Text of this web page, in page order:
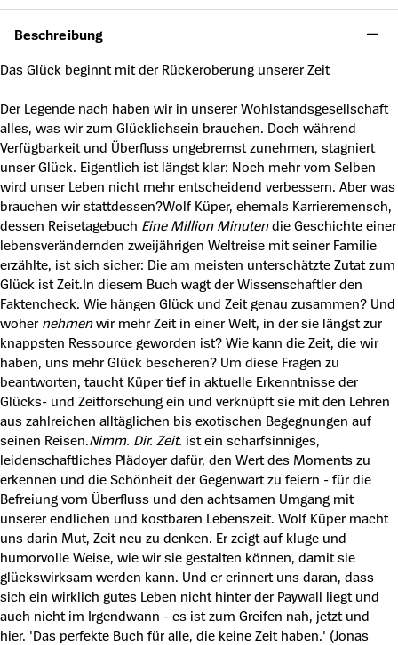
Beschreibung
Das Glück beginnt mit der Rückeroberung unserer Zeit
Der Legende nach haben wir in unserer Wohlstandsgesellschaft
alles, was wir zum Glücklichsein brauchen. Doch während
Verfügbarkeit und Überfluss ungebremst zunehmen, stagniert
unser Glück. Eigentlich ist längst klar: Noch mehr vom Selben
wird unser Leben nicht mehr entscheidend verbessern. Aber was
brauchen wir stattdessen?Wolf Küper, ehemals Karrieremensch,
dessen Reisetagebuch Eine Million Minutendie Geschichte einer
lebensverändernden zweijährigen Weltreise mit seiner Familie
erzählte, ist sich sicher: Die am meisten unterschätzte Zutat zum
Glück ist Zeit.In diesem Buch wagt der Wissenschaftler den
Faktencheck. Wie hängen Glück und Zeit genau zusammen? Und
woher nehmenwir mehr Zeit in einer Welt, in der sie längst zur
knappsten Ressource geworden ist? Wie kann die Zeit, die wir
haben, uns mehr Glück bescheren? Um diese Fragen zu
beantworten, taucht Küper tief in aktuelle Erkenntnisse der
Glücks- und Zeitforschung ein und verknüpft sie mit den Lehren
aus zahlreichen alltäglichen bis exotischen Begegnungen auf
seinen Reisen.Nimm. Dir. Zeit. ist ein scharfsinniges,
leidenschaftliches Plädoyer dafür, den Wert des Moments zu
erkennen und die Schönheit der Gegenwart zu feiern - für die
Befreiung vom Überfluss und den achtsamen Umgang mit
unserer endlichen und kostbaren Lebenszeit. Wolf Küper macht
uns darin Mut, Zeit neu zu denken. Er zeigt auf kluge und
humorvolle Weise, wie wir sie gestalten können, damit sie
glückswirksam werden kann. Und er erinnert uns daran, dass
sich ein wirklich gutes Leben nicht hinter der Paywall liegt und
auch nicht im Irgendwann - es ist zum Greifen nah, jetzt und
hier. 'Das perfekte Buch für alle, die keine Zeit haben.' (Jonas